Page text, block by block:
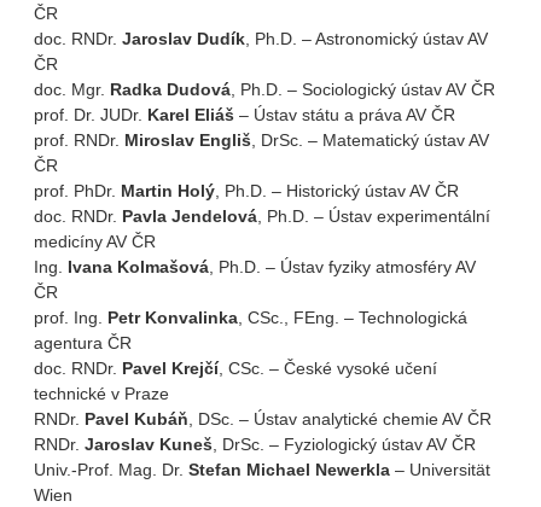
ČR
doc. RNDr. Jaroslav Dudík , Ph.D. – Astronomický ústav AV
ČR
doc. Mgr. Radka Dudová , Ph.D. – Sociologický ústav AV ČR
prof. Dr. JUDr. Karel Eliáš – Ústav státu a práva AV ČR
prof. RNDr. Miroslav Engliš , DrSc. – Matematický ústav AV
ČR
prof. PhDr. Martin Holý , Ph.D. – Historický ústav AV ČR
doc. RNDr. Pavla Jendelová , Ph.D. – Ústav experimentální
medicíny AV ČR
Ing. Ivana Kolmašová , Ph.D. – Ústav fyziky atmosféry AV
ČR
prof. Ing. Petr Konvalinka , CSc., FEng. – Technologická
agentura ČR
doc. RNDr. Pavel Krejčí, CSc. – České vysoké učení
technické v Praze
RNDr. Pavel Kubáň , DSc. – Ústav analytické chemie AV ČR
RNDr. Jaroslav Kuneš , DrSc. – Fyziologický ústav AV ČR
Univ.-Prof. Mag. Dr. Stefan Michael Newerkla – Universität
Wien